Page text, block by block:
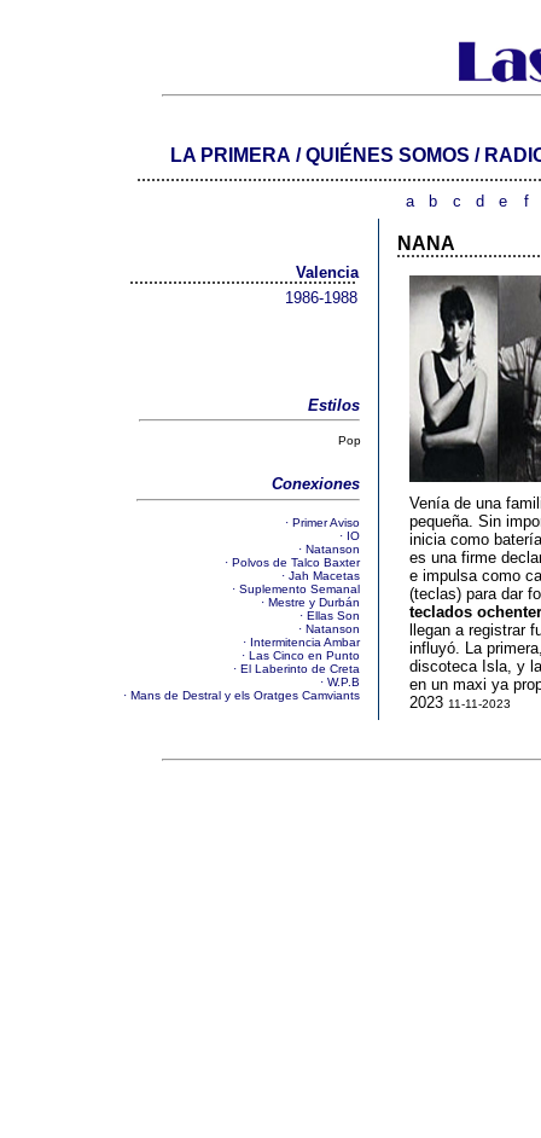
NANA
Estilos
Pop
...............................................
1986-1988
LA PRIMERA / QUIÉNES SOMOS /
Venía de una
pequeña. Sin
inicia como
es una firme
e impulsa como
(teclas) para dar
teclados
llegan a registrar
influyó. La
discoteca Isla, y
en un maxi ya
2023 11-11-2023
a b c d e f
Conexiones
· Primer Aviso
· IO
· Natanson
· Polvos de Talco Baxter
· Jah Macetas
· Suplemento Semanal
· Mestre y Durbán
· Ellas Son
· Natanson
· Intermitencia Ambar
· Las Cinco en Punto
· El Laberinto de Creta
· W.P.B
· Mans de Destral y els Oratges Camviants
Valencia